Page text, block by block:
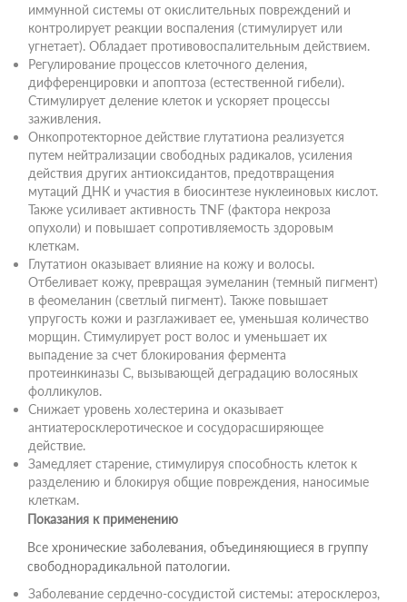
иммунной системы от окислительных повреждений и
контролирует реакции воспаления (стимулирует или
угнетает). Обладает противовоспалительным действием.
Регулирование процессов клеточного деления,
дифференцировки и апоптоза (естественной гибели).
Стимулирует деление клеток и ускоряет процессы
заживления.
Онкопротекторное действие глутатиона реализуется
путем нейтрализации свободных радикалов, усиления
действия других антиоксидантов, предотвращения
мутаций ДНК и участия в биосинтезе нуклеиновых кислот.
Также усиливает активность TNF (фактора некроза
опухоли) и повышает сопротивляемость здоровым
клеткам.
Глутатион оказывает влияние на кожу и волосы.
Отбеливает кожу, превращая эумеланин (темный пигмент)
в феомеланин (светлый пигмент). Также повышает
упругость кожи и разглаживает ее, уменьшая количество
морщин. Стимулирует рост волос и уменьшает их
выпадение за счет блокирования фермента
протеинкиназы С, вызывающей деградацию волосяных
фолликулов.
Снижает уровень холестерина и оказывает
антиатеросклеротическое и сосудорасширяющее
действие.
Замедляет старение, стимулируя способность клеток к
разделению и блокируя общие повреждения, наносимые
клеткам.
Показания к применению
Все хронические заболевания, объединяющиеся в группу
свободнорадикальной патологии.
Заболевание сердечно-сосудистой системы: атеросклероз,